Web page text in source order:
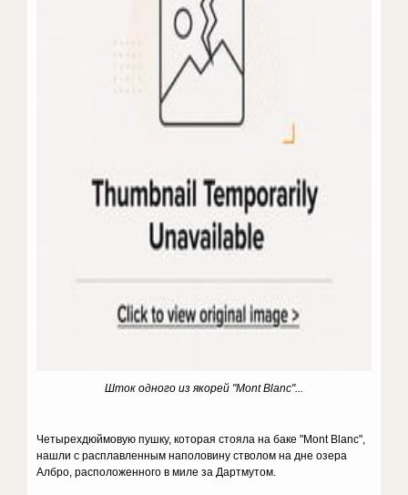
Шток одного из якорей "Mont Blanc"...
Четырехдюймовую пушку, которая стояла на баке "Mont Blanc",
нашли с расплавленным наполовину стволом на дне озера
Албро, расположенного в миле за Дартмутом.